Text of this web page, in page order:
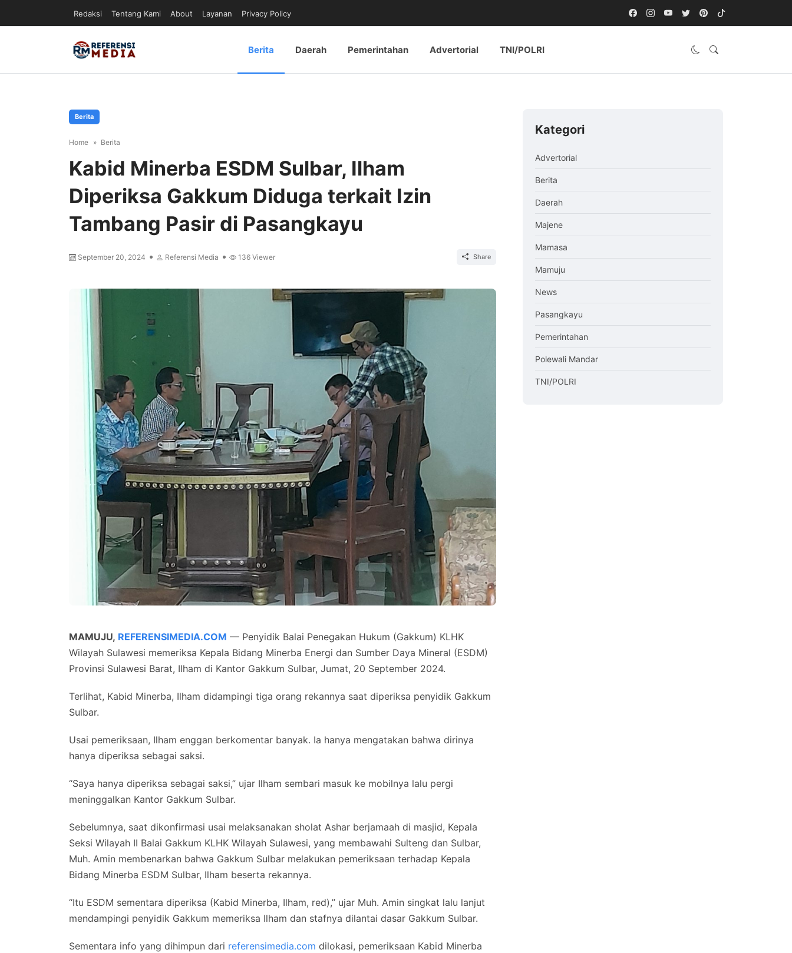
Redaksi Tentang Kami About Layanan Privacy Policy
Berita Daerah Pemerintahan Advertorial TNI/POLRI
Berita
Home Berita
Kabid Minerba ESDM Sulbar, Ilham
Diperiksa Gakkum Diduga terkait Izin
Tambang Pasir di Pasangkayu
September 20, 2024 Referensi Media 136 Viewer Share
MAMUJU, REFERENSIMEDIA.COM — Penyidik Balai Penegakan Hukum (Gakkum) KLHK
Wilayah Sulawesi memeriksa Kepala Bidang Minerba Energi dan Sumber Daya Mineral (ESDM)
Provinsi Sulawesi Barat, Ilham di Kantor Gakkum Sulbar, Jumat, 20 September 2024.
Terlihat, Kabid Minerba, Ilham didampingi tiga orang rekannya saat diperiksa penyidik Gakkum
Sulbar.
Usai pemeriksaan, Ilham enggan berkomentar banyak. Ia hanya mengatakan bahwa dirinya
hanya diperiksa sebagai saksi.
“Saya hanya diperiksa sebagai saksi,” ujar Ilham sembari masuk ke mobilnya lalu pergi
meninggalkan Kantor Gakkum Sulbar.
Sebelumnya, saat dikonfirmasi usai melaksanakan sholat Ashar berjamaah di masjid, Kepala
Seksi Wilayah II Balai Gakkum KLHK Wilayah Sulawesi, yang membawahi Sulteng dan Sulbar,
Muh. Amin membenarkan bahwa Gakkum Sulbar melakukan pemeriksaan terhadap Kepala
Bidang Minerba ESDM Sulbar, Ilham beserta rekannya.
“Itu ESDM sementara diperiksa (Kabid Minerba, Ilham, red),” ujar Muh. Amin singkat lalu lanjut
mendampingi penyidik Gakkum memeriksa Ilham dan stafnya dilantai dasar Gakkum Sulbar.
Sementara info yang dihimpun dari referensimedia.com dilokasi, pemeriksaan Kabid Minerba
Kategori
Advertorial
Berita
Daerah
Majene
Mamasa
Mamuju
News
Pasangkayu
Pemerintahan
Polewali Mandar
TNI/POLRI